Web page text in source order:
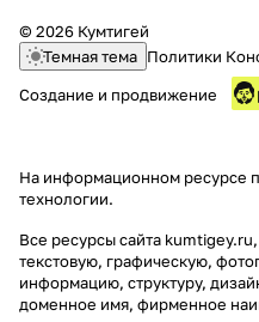
© 2026 Кумтигей
Темная тема Политики
Создание и продвижение
На информационном ресурсе
технологии.
Все ресурсы сайта
текстовую, графическую,
информацию, структуру,
доменное имя, фирменное